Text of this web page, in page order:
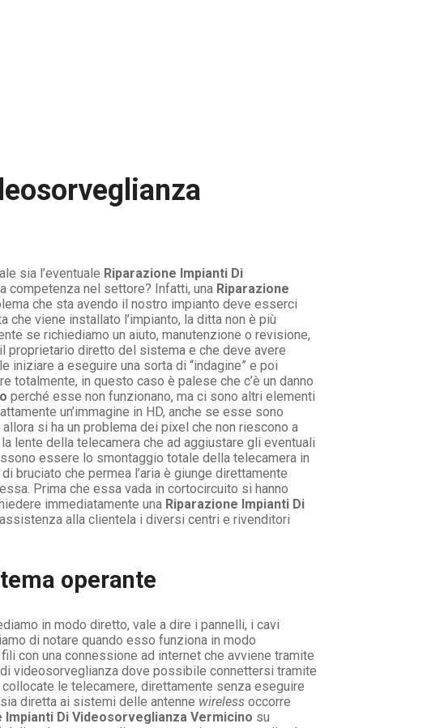
sia l’eventuale Riparazione Impianti Di
competenza nel settore? Infatti, una Riparazione
che sta avendo il nostro impianto deve esserci
viene installato l’impianto, la ditta non è più
se richiediamo un aiuto, manutenzione o revisione,
proprietario diretto del sistema e che deve avere
a eseguire una sorta di “indagine” e poi
totalmente, in questo caso è palese che c’è un danno
perché esse non funzionano, ma ci sono altri elementi
un’immagine in HD, anche se esse sono
si ha un problema dei pixel che non riescono a
lente della telecamera che ad aggiustare gli eventuali
essere lo smontaggio totale della telecamera in
bruciato che permea l’aria è giunge direttamente
Prima che essa vada in cortocircuito si hanno
immediatamente una Riparazione Impianti Di
alla clientela i diversi centri e rivenditori
operante
in modo diretto, vale a dire i pannelli, i cavi
di notare quando esso funziona in modo
con una connessione ad internet che avviene tramite
videosorveglianza dove possibile connettersi tramite
le telecamere, direttamente senza eseguire
diretta ai sistemi delle antenne wireless occorre
Impianti Di Videosorveglianza Vermicino su